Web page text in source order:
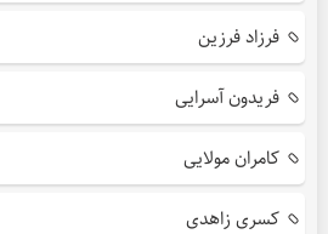
فرزاد فرزین
فریدون آسرایی
کامران مولایی
کسری زاهدی